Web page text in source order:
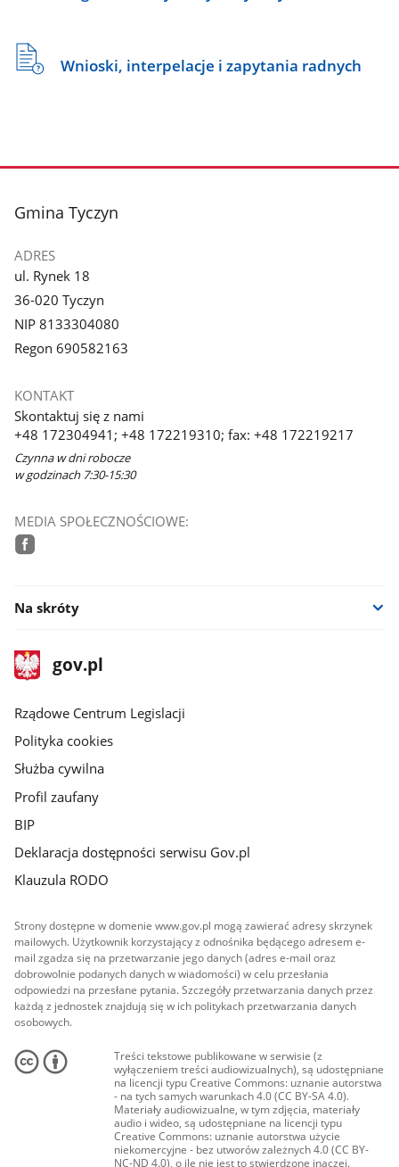
Wnioski, interpelacje i zapytania radnych
stopka
Gmina Tyczyn
ADRES
ul. Rynek 18
36-020 Tyczyn
NIP 8133304080
Regon 690582163
KONTAKT
Skontaktuj się z nami
+48 172304941; +48 172219310; fax: +48 172219217
Czynna w dni robocze
w godzinach 7:30-15:30
MEDIA SPOŁECZNOŚCIOWE:
Na skróty
stopka
gov.plStrona
gov.pl
Rządowe Centrum Legislacji
Polityka cookies
Służba cywilna
Profil zaufany
BIP
Deklaracja dostępności serwisu Gov.pl
Klauzula RODO
Strony dostępne w domenie www.gov.pl mogą zawierać adresy skrzynek
mailowych. Użytkownik korzystający z odnośnika będącego adresem e-
mail zgadza się na przetwarzanie jego danych (adres e-mail oraz
dobrowolnie podanych danych w wiadomości) w celu przesłania
odpowiedzi na przesłane pytania. Szczegóły przetwarzania danych przez
każdą z jednostek znajdują się w ich politykach przetwarzania danych
osobowych.
Treści tekstowe publikowane w serwisie (z
wyłączeniem treści audiowizualnych), są udostępniane
na licencji typu Creative Commons: uznanie autorstwa
- na tych samych warunkach 4.0 (CC BY-SA 4.0).
Materiały audiowizualne, w tym zdjęcia, materiały
audio i wideo, są udostępniane na licencji typu
Creative Commons: uznanie autorstwa użycie
niekomercyjne - bez utworów zależnych 4.0 (CC BY-
NC-ND 4.0), o ile nie jest to stwierdzone inaczej.